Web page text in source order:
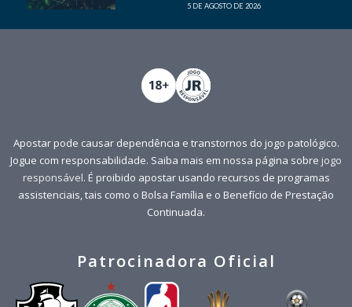
5 DE AGOSTO DE 2026
Apostar pode causar dependência e transtornos do jogo patológico.
Jogue com responsabilidade. Saiba mais em nossa página sobre jogo
responsável. É proibido apostar usando recursos de programas
assistenciais, tais como o Bolsa Família e o Benefício de Prestação
Continuada.
Patrocinadora Oficial